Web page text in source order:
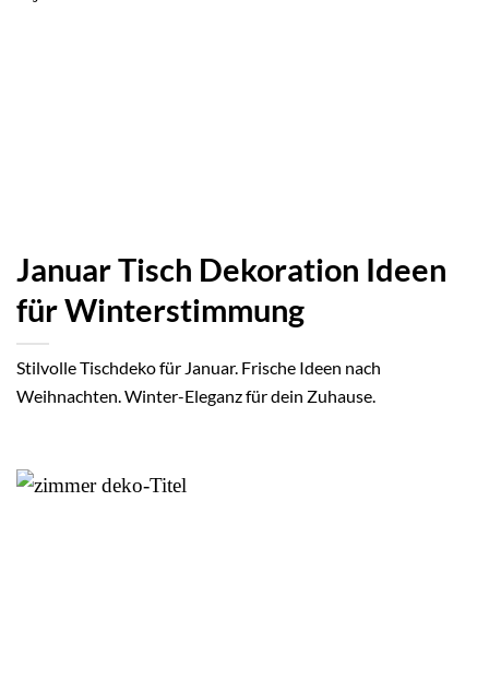
Januar Tisch Dekoration Ideen
für Winterstimmung
Stilvolle Tischdeko für Januar. Frische Ideen nach
Weihnachten. Winter-Eleganz für dein Zuhause.